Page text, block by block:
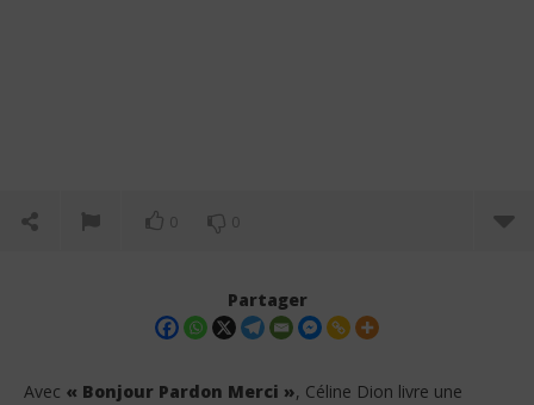
0 0
Partager
Avec « Bonjour Pardon Merci », Céline Dion livre une